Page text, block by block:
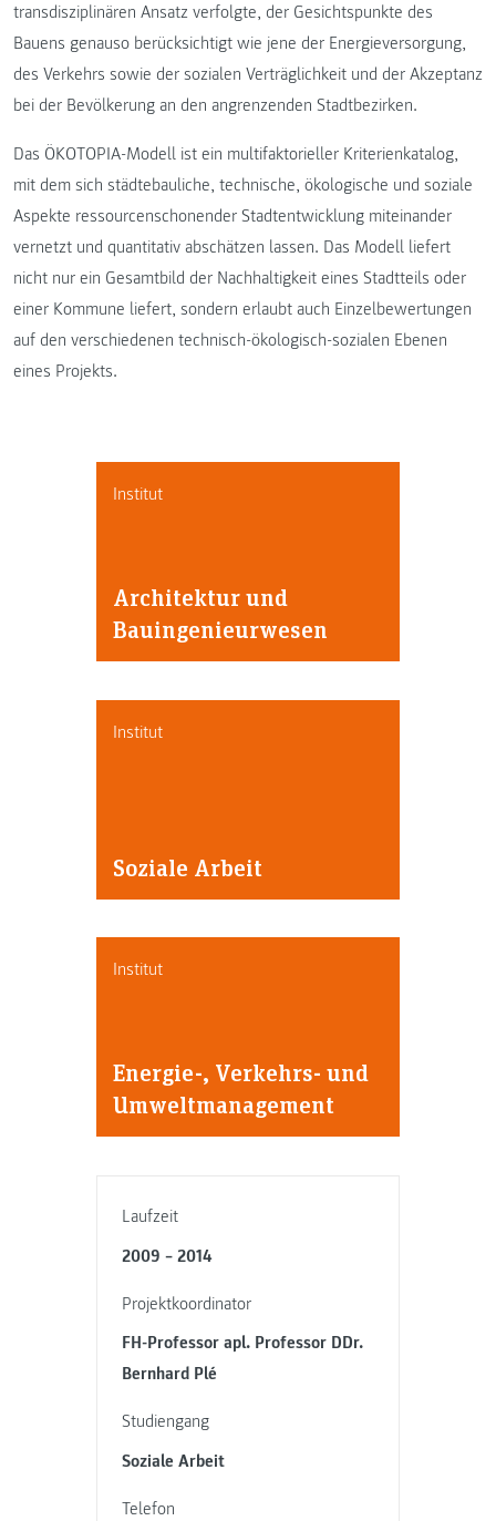
Institut
Architektur und
Bauingenieurwesen
Institut
Soziale Arbeit
Institut
Energie-, Verkehrs- und
Umweltmanagement
Laufzeit
2009 – 2014
Projektkoordinator
FH-Professor apl. Professor DDr.
Bernhard Plé
Studiengang
Soziale Arbeit
Telefon
transdisziplinären Ansatz verfolgte, der Gesichtspunkte des
Bauens genauso berücksichtigt wie jene der Energieversorgung,
des Verkehrs sowie der sozialen Verträglichkeit und der Akzeptanz
bei der Bevölkerung an den angrenzenden Stadtbezirken.
Das ÖKOTOPIA-Modell ist ein multifaktorieller Kriterienkatalog,
mit dem sich städtebauliche, technische, ökologische und soziale
Aspekte ressourcenschonender Stadtentwicklung miteinander
vernetzt und quantitativ abschätzen lassen. Das Modell liefert
nicht nur ein Gesamtbild der Nachhaltigkeit eines Stadtteils oder
einer Kommune liefert, sondern erlaubt auch Einzelbewertungen
auf den verschiedenen technisch-ökologisch-sozialen Ebenen
eines Projekts.